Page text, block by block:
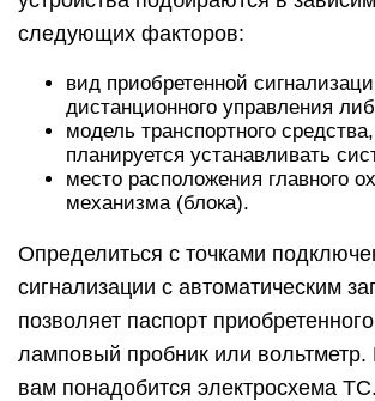
следующих факторов:
вид приобретенной
дистанционного управления
модель транспортного
планируется устанавливать
место расположения главного
механизма (блока).
Определиться с точками
сигнализации с автоматическим
позволяет паспорт
ламповый пробник или вольтметр.
вам понадобится электросхема